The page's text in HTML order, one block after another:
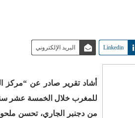
Linkedin البريد الإلكتروني
أشاد تقرير صادر عن “مركز
للمغرب خلال الخمسة عشر
من دجنبر الجاري، تحسن